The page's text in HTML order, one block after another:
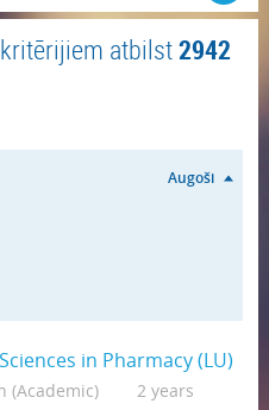
atbilst2942
Augoši
in Pharmacy (LU)
(Academic)
2 years